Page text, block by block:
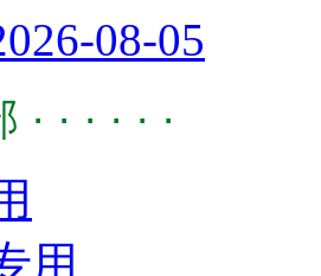
08-05
· · · · ·
用